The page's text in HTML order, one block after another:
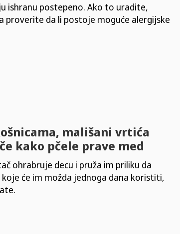
ishranu postepeno. Ako to uradite,
proverite da li postoje moguće alergijske
mališani vrtića
kako pčele prave med
ohrabruje decu i pruža im priliku da
će im možda jednoga dana koristiti,